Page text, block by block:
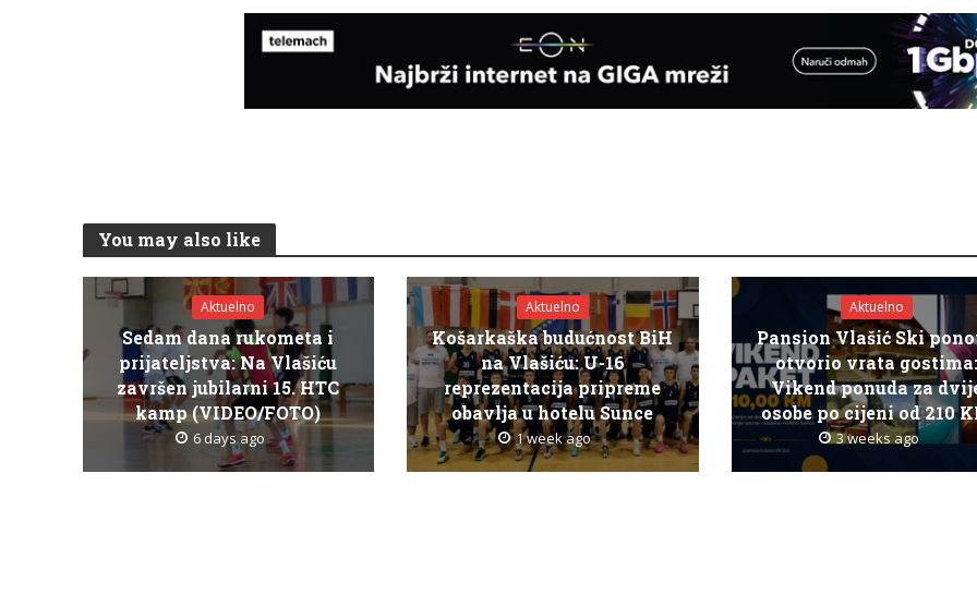
You may also like
Aktuelno
Sedam dana rukometa i
prijateljstva: Na Vlašiću
završen jubilarni 15. HTC
kamp (VIDEO/FOTO)
6 days ago
Aktuelno
Košarkaška budućnost BiH
na Vlašiću: U-16
reprezentacija pripreme
obavlja u hotelu Sunce
1 week ago
Aktuelno
Pansion Vlašić Ski
otvorio vrata
Vikend ponuda za
osobe po cijeni od 210
3 weeks ago